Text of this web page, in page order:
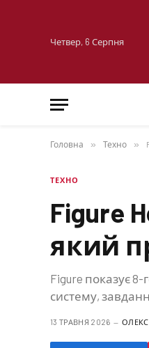
Четвер, 6 Серпня
Головна » Техно »
ТЕХНО
Figure
який
Figure показує
систему,
13 ТРАВНЯ 2026